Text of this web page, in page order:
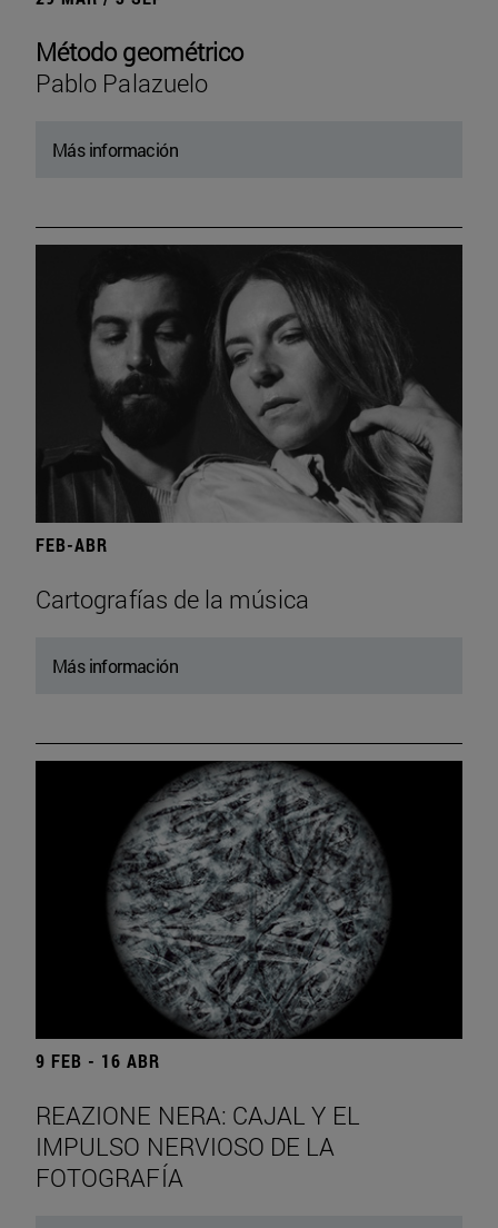
Método geométrico
Pablo Palazuelo
Más información
FEB-ABR
Cartografías de la música
Más información
9 FEB - 16 ABR
REAZIONE NERA: CAJAL Y EL
IMPULSO NERVIOSO DE LA
FOTOGRAFÍA